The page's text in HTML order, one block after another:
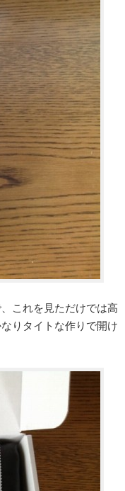
これを見ただけでは高
りタイトな作りで開け